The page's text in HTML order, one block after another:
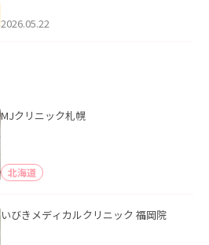
た。
2026.05.22
MJクリニック札幌
北海道
いびきメディカルクリニック 福岡院